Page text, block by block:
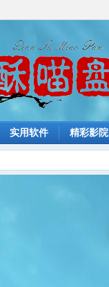
实用软件 精彩影院